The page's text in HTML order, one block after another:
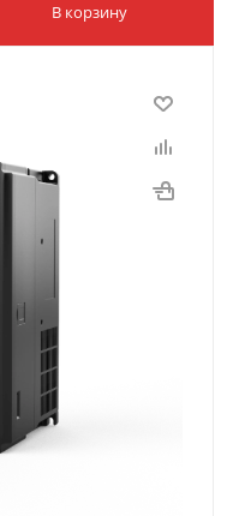
В корзину